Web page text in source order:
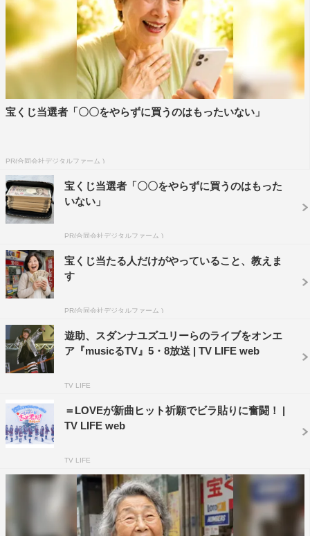
宝くじ当選者「〇〇をやらずに買うのはもったいない」
PR(合同会社デジタルファーム )
宝くじ当選者「〇〇をやらずに買うのはもった
いない」
PR(合同会社デジタルファーム )
宝くじ当たる人だけがやっていること、教えま
す
PR(合同会社デジタルファーム )
遊助、スダンナユズユリーらのライブをオンエ
ア『musicるTV』5・8放送 | TV LIFE web
TV LIFE
＝LOVEが新曲ヒット祈願でビラ貼りに奮闘！ |
TV LIFE web
TV LIFE